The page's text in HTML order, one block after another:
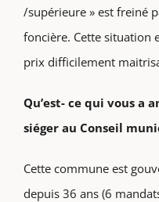
/supérieure » est freiné
foncière. Cette situation
prix difficilement
Qu’est- ce qui vous a
siéger au Conseil
Cette commune est
depuis 36 ans (6